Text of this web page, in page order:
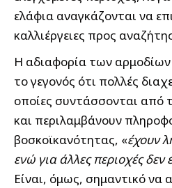
ελάφια αναγκάζονται να
καλλιέργειες προς
Η αδιαφορία των
το γεγονός ότι πολλές
οποίες συντάσσονται από
και περιλαμβάνουν
βοσκοϊκανότητας, «έχουν
ενώ για άλλες περιοχές δεν
Είναι, όμως, σημαντικό να